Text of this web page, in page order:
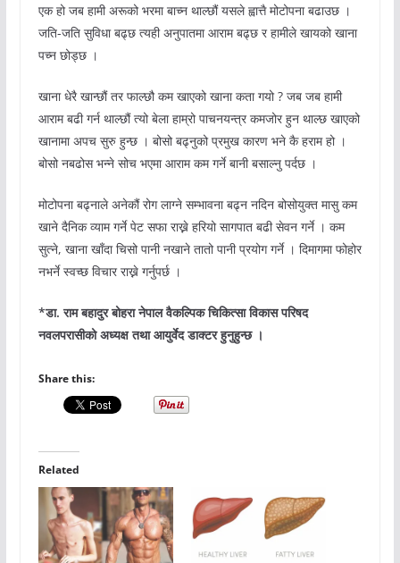
एक हो जब हामी अरूको भरमा बाच्न थाल्छौं यसले ह्वात्तै मोटोपना बढाउछ ।
जति-जति सुविधा बढ्छ त्यही अनुपातमा आराम बढ्छ र हामीले खायको खाना
पच्न छोड्छ ।
खाना धेरै खान्छौं तर फाल्छौ कम खाएको खाना कता गयो ? जब जब हामी
आराम बढी गर्न थाल्छौं त्यो बेला हाम्रो पाचनयन्त्र कमजोर हुन थाल्छ खाएको
खानामा अपच सुरु हुन्छ । बोसो बढ्नुको प्रमुख कारण भने कै हराम हो ।
बोसो नबढोस भन्ने सोच भएमा आराम कम गर्ने बानी बसाल्नु पर्दछ ।
मोटोपना बढ्नाले अनेकौं रोग लाग्ने सम्भावना बढ्न नदिन बोसोयुक्त मासु कम
खाने दैनिक व्याम गर्ने पेट सफा राख्ने हरियो सागपात बढी सेवन गर्ने । कम
सुत्ने, खाना खाँदा चिसो पानी नखाने तातो पानी प्रयोग गर्ने । दिमागमा फोहोर
नभर्ने स्वच्छ विचार राख्ने गर्नुपर्छ ।
*डा. राम बहादुर बोहरा नेपाल वैकल्पिक चिकित्सा विकास परिषद
नवलपरासीको अध्यक्ष तथा आयुर्वेद डाक्टर हुनुहुन्छ ।
Share this:
Related